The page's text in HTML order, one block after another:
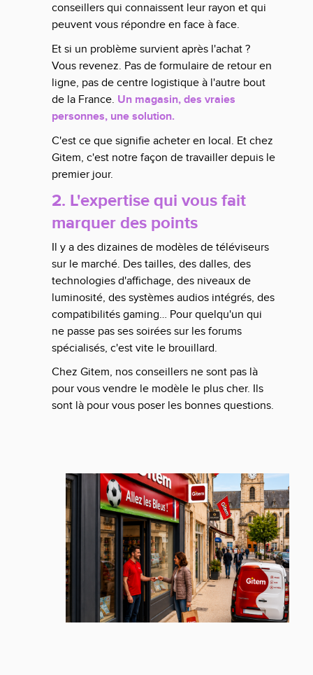
conseillers qui connaissent leur rayon et qui
peuvent vous répondre en face à face.
Et si un problème survient après l'achat ?
Vous revenez. Pas de formulaire de retour en
ligne, pas de centre logistique à l'autre bout
de la France. Un magasin, des vraies
personnes, une solution.
C'est ce que signifie acheter en local. Et chez
Gitem, c'est notre façon de travailler depuis le
premier jour.
2. L'expertise qui vous fait
marquer des points
Il y a des dizaines de modèles de téléviseurs
sur le marché. Des tailles, des dalles, des
technologies d'affichage, des niveaux de
luminosité, des systèmes audios intégrés, des
compatibilités gaming… Pour quelqu'un qui
ne passe pas ses soirées sur les forums
spécialisés, c'est vite le brouillard.
Chez Gitem, nos conseillers ne sont pas là
pour vous vendre le modèle le plus cher. Ils
sont là pour vous poser les bonnes questions.